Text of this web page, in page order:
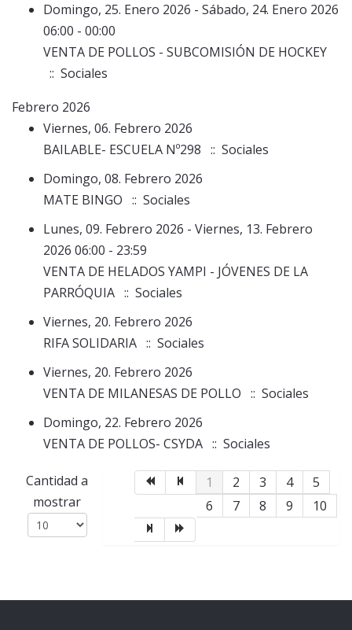
Domingo, 25. Enero 2026 - Sábado, 24. Enero 2026
06:00 - 00:00
VENTA DE POLLOS - SUBCOMISIÓN DE HOCKEY
:: Sociales
Febrero 2026
Viernes, 06. Febrero 2026
BAILABLE- ESCUELA Nº298 :: Sociales
Domingo, 08. Febrero 2026
MATE BINGO :: Sociales
Lunes, 09. Febrero 2026 - Viernes, 13. Febrero
2026 06:00 - 23:59
VENTA DE HELADOS YAMPI - JÓVENES DE LA
PARRÓQUIA :: Sociales
Viernes, 20. Febrero 2026
RIFA SOLIDARIA :: Sociales
Viernes, 20. Febrero 2026
VENTA DE MILANESAS DE POLLO :: Sociales
Domingo, 22. Febrero 2026
VENTA DE POLLOS- CSYDA :: Sociales
Lista de límites de paginación
Cantidad a
mostrar
1 2 3 4
5
6
7 8 9 10